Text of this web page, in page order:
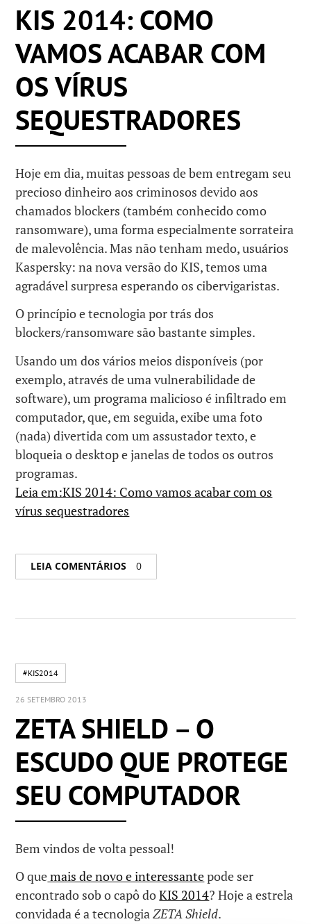
KIS 2014: COMO
VAMOS ACABAR COM
OS VÍRUS
SEQUESTRADORES
Hoje em dia, muitas pessoas de bem entregam seu
precioso dinheiro aos criminosos devido aos
chamados blockers (também conhecido como
ransomware), uma forma especialmente sorrateira
de malevolência. Mas não tenham medo, usuários
Kaspersky: na nova versão do KIS, temos uma
agradável surpresa esperando os cibervigaristas.
O princípio e tecnologia por trás dos
blockers/ransomware são bastante simples.
Usando um dos vários meios disponíveis (por
exemplo, através de uma vulnerabilidade de
software), um programa malicioso é infiltrado em
computador, que, em seguida, exibe uma foto
(nada) divertida com um assustador texto, e
bloqueia o desktop e janelas de todos os outros
programas.
Leia em:KIS 2014: Como vamos acabar com os
vírus sequestradores
LEIA COMENTÁRIOS 0
#KIS2014
26 SETEMBRO 2013
ZETA SHIELD – O
ESCUDO QUE PROTEGE
SEU COMPUTADOR
Bem vindos de volta pessoal!
O quemais de novo e interessantepode ser
encontrado sob o capô doKIS 2014? Hoje a estrela
convidada é a tecnologiaZETA Shield.